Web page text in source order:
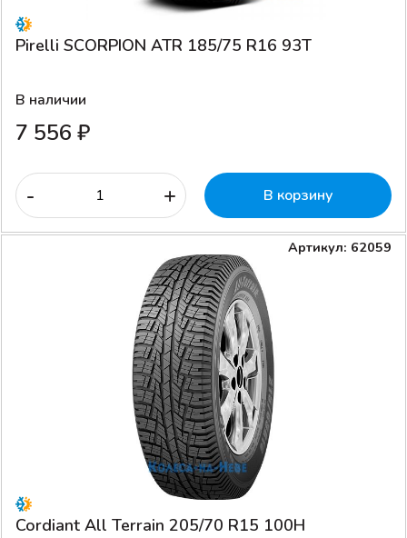
Pirelli SCORPION ATR 185/75 R16 93T
В наличии
7 556 ₽
- + В корзину
Артикул: 62059
Cordiant All Terrain 205/70 R15 100H